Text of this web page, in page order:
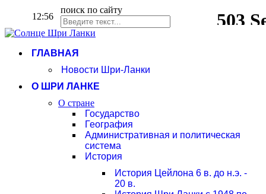
12:56
поиск по сайту
ГЛАВНАЯ
Новости Шри-Ланки
О ШРИ ЛАНКЕ
О стране
Государство
География
Административная и политическая
система
История
История Цейлона 6 в. до н.э. -
20 в.